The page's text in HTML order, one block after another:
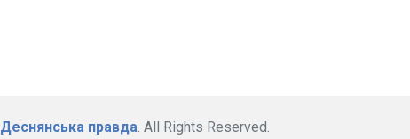
Деснянська правда. All Rights Reserved.